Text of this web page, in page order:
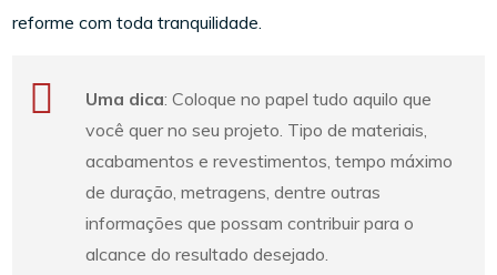
reforme com toda tranquilidade.
Uma dica: Coloque no papel tudo aquilo que
você quer no seu projeto. Tipo de materiais,
acabamentos e revestimentos, tempo máximo
de duração, metragens, dentre outras
informações que possam contribuir para o
alcance do resultado desejado.